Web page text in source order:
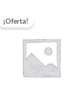
¡Oferta!